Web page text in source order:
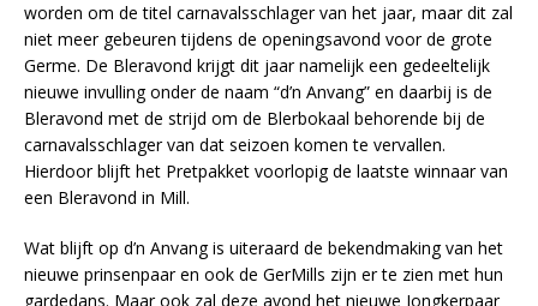
worden om de titel carnavalsschlager van het jaar, maar dit zal
niet meer gebeuren tijdens de openingsavond voor de grote
Germe. De Bleravond krijgt dit jaar namelijk een gedeeltelijk
nieuwe invulling onder de naam “d’n Anvang” en daarbij is de
Bleravond met de strijd om de Blerbokaal behorende bij de
carnavalsschlager van dat seizoen komen te vervallen.
Hierdoor blijft het Pretpakket voorlopig de laatste winnaar van
een Bleravond in Mill.
Wat blijft op d’n Anvang is uiteraard de bekendmaking van het
nieuwe prinsenpaar en ook de GerMills zijn er te zien met hun
gardedans. Maar ook zal deze avond het nieuwe Jongkerpaar